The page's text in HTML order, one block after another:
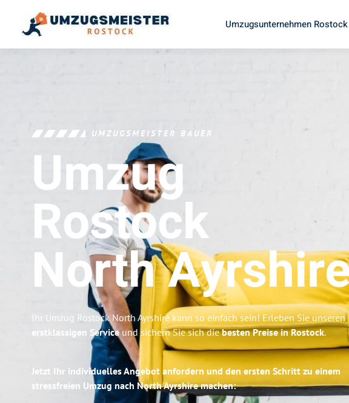
Umzugsunternehmen Rostock
UMZUGSMEISTER BAUER
Umzug
Rostock
North
Ihr Umzug Rostock North Ayrshire kann so einfach sein! Erleben Sie unseren
erstklassigen Serviceund sichern Sie sich diebesten Preise in Rostock.
Jetzt Ihr individuelles Angebot anfordern und den ersten Schritt zu einem
stressfreien Umzug nach North Ayrshire machen: